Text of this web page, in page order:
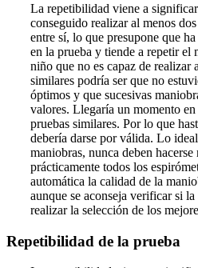
La repetibilidad viene a
conseguido realizar al menos
entre sí, lo que presupone que
en la prueba y tiende a repetir el
niño que no es capaz de realizar
similares podría ser que no
óptimos y que sucesivas
valores. Llegaría un momento
pruebas similares. Por lo que
debería darse por válida. Lo
maniobras, nunca deben
prácticamente todos los
automática la calidad de la
aunque se aconseja verificar si
realizar la selección de los
Repetibilidad de la prueba